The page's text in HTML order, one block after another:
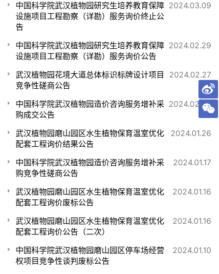
2024.03.09
中国科学院武汉植物园研究生培养教育保障
设施项目工程勘察（详勘）服务询价终止公
告
2024.02.29
中国科学院武汉植物园研究生培养教育保障
设施项目工程勘察（详勘）服务询价公告
2024.02.27
武汉植物园花境大道总体标识标牌设计项目
竞争性磋商公告
2024.02.02
中国科学院武汉植物园造价咨询服务增补采
购成交公告
2024.01.26
武汉植物园磨山园区水生植物保育温室优化
配套工程询价结果公告
2024.01.17
中国科学院武汉植物园造价咨询服务增补采
购竞争性磋商公告
2024.01.16
武汉植物园磨山园区水生植物保育温室优化
配套工程询价废标公告
2024.01.16
武汉植物园磨山园区水生植物保育温室优化
配套工程询价公告（二次）
2024.01.10
中国科学院武汉植物园磨山园区停车场经营
权项目竞争性谈判废标公告